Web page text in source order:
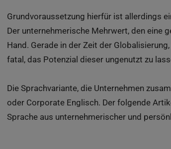
Grundvoraussetzung hierfür ist allerdings
Der unternehmerische Mehrwert, den eine
Hand. Gerade in der Zeit der
fatal, das Potenzial dieser ungenutzt zu
Die Sprachvariante, die Unternehmen
oder Corporate Englisch. Der folgende
Sprache aus unternehmerischer und